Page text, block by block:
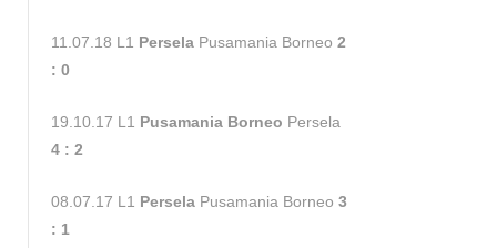
11.07.18 L1 Persela Pusamania Borneo 2
: 0
19.10.17 L1 Pusamania Borneo Persela
4 : 2
08.07.17 L1 Persela Pusamania Borneo 3
: 1